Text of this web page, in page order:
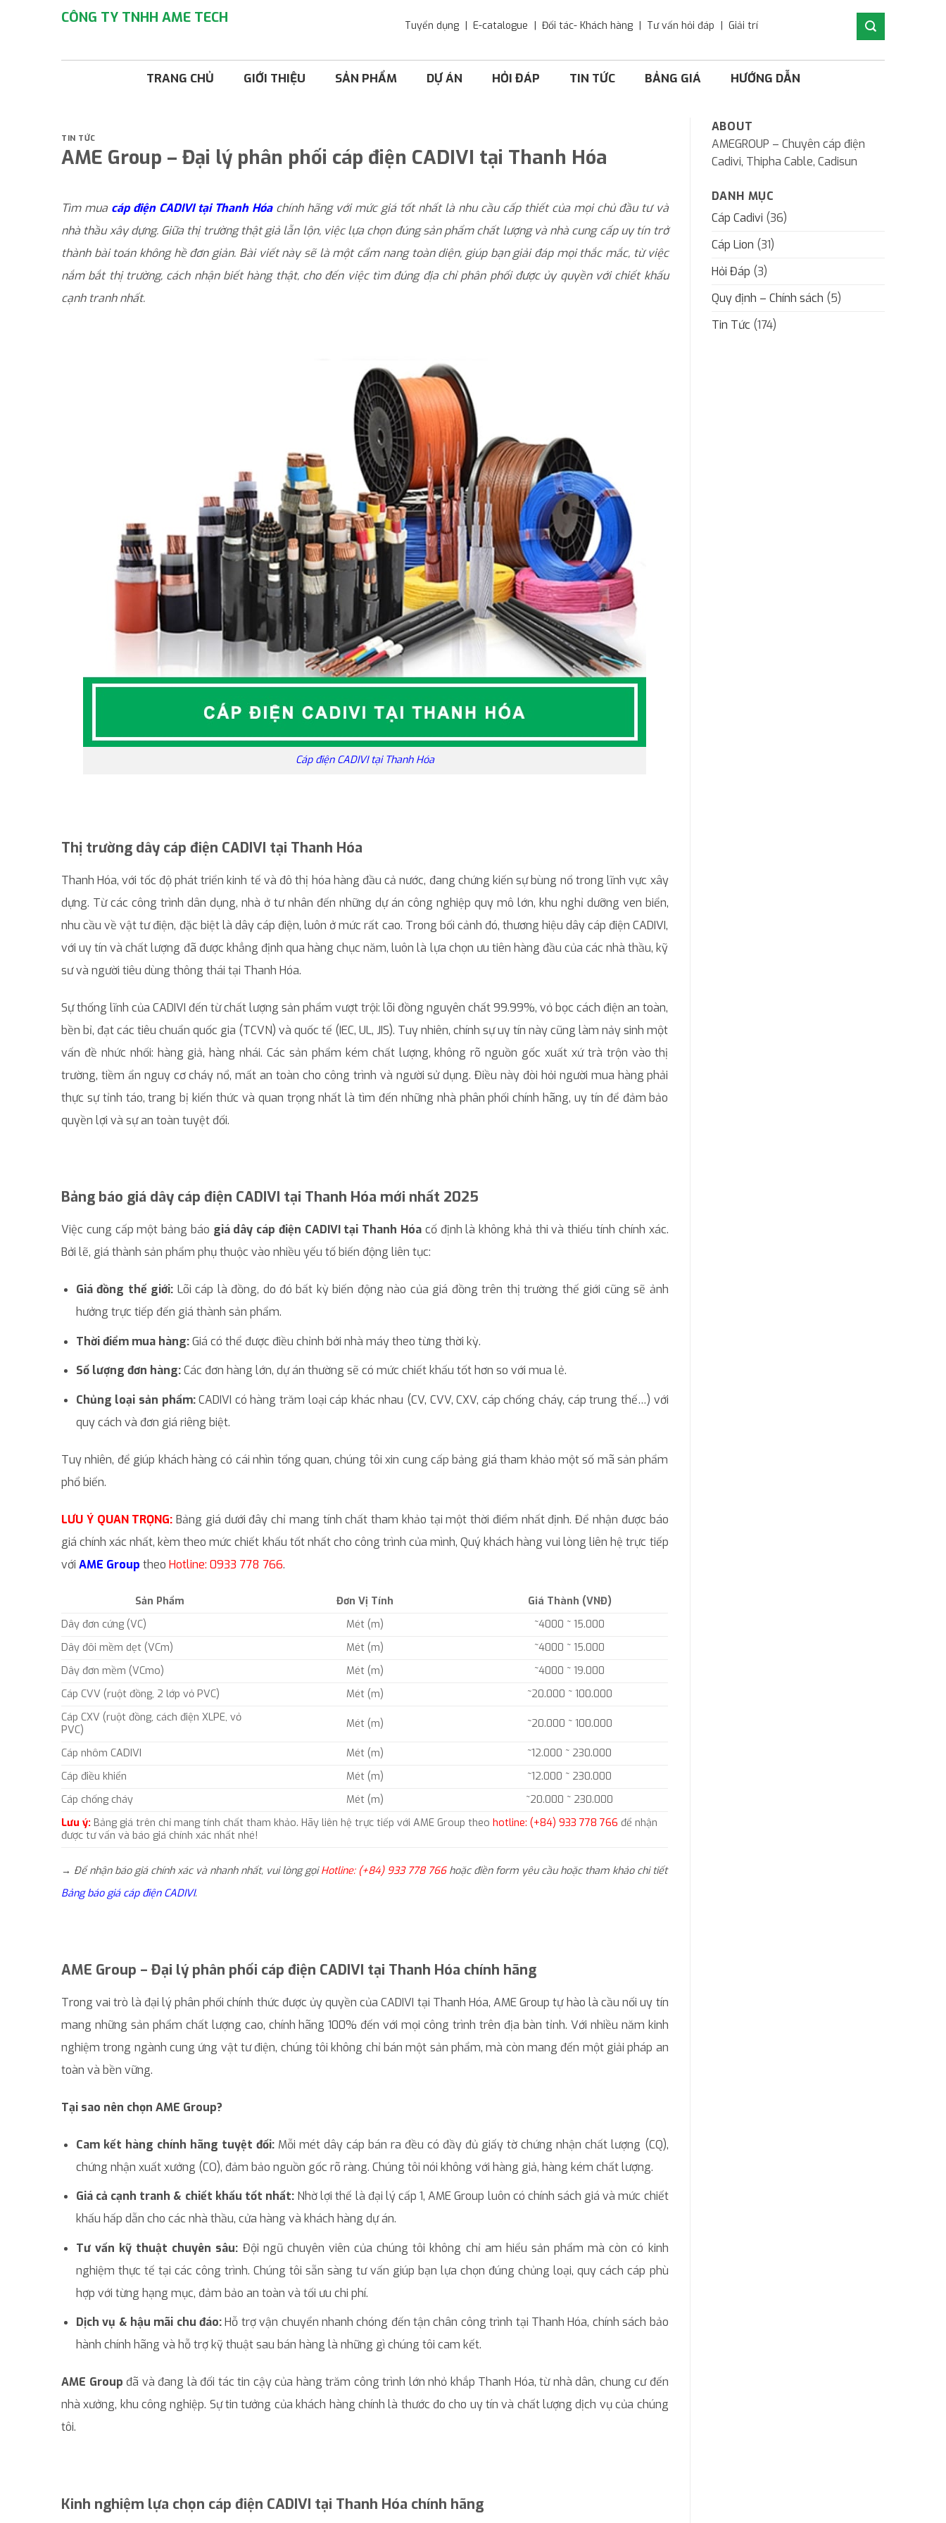
CÔNG TY TNHH AME TECH Tuyển dụng E-catalogue Đối tác- Khách hàng Tư vấn hỏi đáp Giải trí
TRANG CHỦ GIỚI THIỆU SẢN PHẨM DỰ ÁN HỎI ĐÁP TIN TỨC BẢNG GIÁ HƯỚNG DẪN
TIN TỨC
AME Group – Đại lý phân phối cáp điện CADIVI tại Thanh Hóa
Tìm mua cáp điện CADIVI tại Thanh Hóachính hãng với mức giá tốt nhất là nhu cầu cấp thiết của mọi chủ đầu tư và
nhà thầu xây dựng. Giữa thị trường thật giả lẫn lộn, việc lựa chọn đúng sản phẩm chất lượng và nhà cung cấp uy tín trở
thành bài toán không hề đơn giản. Bài viết này sẽ là một cẩm nang toàn diện, giúp bạn giải đáp mọi thắc mắc, từ việc
nắm bắt thị trường, cách nhận biết hàng thật, cho đến việc tìm đúng địa chỉ phân phối được ủy quyền với chiết khấu
cạnh tranh nhất.
Cáp điện CADIVI tại Thanh Hóa
Thị trường dây cáp điện CADIVI tại Thanh Hóa
Thanh Hóa, với tốc độ phát triển kinh tế và đô thị hóa hàng đầu cả nước, đang chứng kiến sự bùng nổ trong lĩnh vực xây
dựng. Từ các công trình dân dụng, nhà ở tư nhân đến những dự án công nghiệp quy mô lớn, khu nghỉ dưỡng ven biển,
nhu cầu về vật tư điện, đặc biệt là dây cáp điện, luôn ở mức rất cao. Trong bối cảnh đó, thương hiệu dây cáp điện CADIVI,
với uy tín và chất lượng đã được khẳng định qua hàng chục năm, luôn là lựa chọn ưu tiên hàng đầu của các nhà thầu, kỹ
sư và người tiêu dùng thông thái tại Thanh Hóa.
Sự thống lĩnh của CADIVI đến từ chất lượng sản phẩm vượt trội: lõi đồng nguyên chất 99.99%, vỏ bọc cách điện an toàn,
bền bỉ, đạt các tiêu chuẩn quốc gia (TCVN) và quốc tế (IEC, UL, JIS). Tuy nhiên, chính sự uy tín này cũng làm nảy sinh một
vấn đề nhức nhối: hàng giả, hàng nhái. Các sản phẩm kém chất lượng, không rõ nguồn gốc xuất xứ trà trộn vào thị
trường, tiềm ẩn nguy cơ cháy nổ, mất an toàn cho công trình và người sử dụng. Điều này đòi hỏi người mua hàng phải
thực sự tỉnh táo, trang bị kiến thức và quan trọng nhất là tìm đến những nhà phân phối chính hãng, uy tín để đảm bảo
quyền lợi và sự an toàn tuyệt đối.
Bảng báo giá dây cáp điện CADIVI tại Thanh Hóa mới nhất 2025
Việc cung cấp một bảng báo giá dây cáp điện CADIVI tại Thanh Hóa cố định là không khả thi và thiếu tính chính xác.
Bởi lẽ, giá thành sản phẩm phụ thuộc vào nhiều yếu tố biến động liên tục:
Giá đồng thế giới: Lõi cáp là đồng, do đó bất kỳ biến động nào của giá đồng trên thị trường thế giới cũng sẽ ảnh
hưởng trực tiếp đến giá thành sản phẩm.
Thời điểm mua hàng:Giá có thể được điều chỉnh bởi nhà máy theo từng thời kỳ.
Số lượng đơn hàng:Các đơn hàng lớn, dự án thường sẽ có mức chiết khấu tốt hơn so với mua lẻ.
Chủng loại sản phẩm:CADIVI có hàng trăm loại cáp khác nhau (CV, CVV, CXV, cáp chống cháy, cáp trung thế…) với
quy cách và đơn giá riêng biệt.
Tuy nhiên, để giúp khách hàng có cái nhìn tổng quan, chúng tôi xin cung cấp bảng giá tham khảo một số mã sản phẩm
phổ biến.
LƯU Ý QUAN TRỌNG: Bảng giá dưới đây chỉ mang tính chất tham khảo tại một thời điểm nhất định. Để nhận được báo
giá chính xác nhất, kèm theo mức chiết khấu tốt nhất cho công trình của mình, Quý khách hàng vui lòng liên hệ trực tiếp
với AME Group theo Hotline: 0933 778 766.
Sản Phẩm Đơn Vị Tính
Giá Thành (VNĐ)
Dây đơn cứng (VC)
Mét (m)
~4000 ~ 15.000
Dây đôi mềm dẹt (VCm)
Mét (m)
~4000 ~ 15.000
Dây đơn mềm (VCmo)
Mét (m)
~4000 ~ 19.000
Cáp CVV (ruột đồng, 2 lớp vỏ PVC)
Mét (m)
~20.000 ~ 100.000
Cáp CXV (ruột đồng, cách điện XLPE, vỏ
PVC)
Mét (m) ~20.000 ~ 100.000
Cáp nhôm CADIVI Mét (m)
~12.000 ~ 230.000
Cáp điều khiển
Mét (m)
~12.000 ~ 230.000
Cáp chống cháy
Mét (m)
~20.000 ~ 230.000
Lưu ý: Bảng giá trên chỉ mang tính chất tham khảo. Hãy liên hệ trực tiếp với AME Group theo hotline: (+84) 933 778 766 để nhận
được tư vấn và báo giá chính xác nhất nhé!
→ Để nhận báo giá chính xác và nhanh nhất, vui lòng gọiHotline: (+84) 933 778 766hoặc điền form yêu cầu hoặc tham khảo chi tiết
Bảng báo giá cáp điện CADIVI.
AME Group – Đại lý phân phối cáp điện CADIVI tại Thanh Hóa chính hãng
Trong vai trò là đại lý phân phối chính thức được ủy quyền của CADIVI tại Thanh Hóa, AME Group tự hào là cầu nối uy tín
mang những sản phẩm chất lượng cao, chính hãng 100% đến với mọi công trình trên địa bàn tỉnh. Với nhiều năm kinh
nghiệm trong ngành cung ứng vật tư điện, chúng tôi không chỉ bán một sản phẩm, mà còn mang đến một giải pháp an
toàn và bền vững.
Tại sao nên chọn AME Group?
Cam kết hàng chính hãng tuyệt đối:Mỗi mét dây cáp bán ra đều có đầy đủ giấy tờ chứng nhận chất lượng (CQ),
chứng nhận xuất xưởng (CO), đảm bảo nguồn gốc rõ ràng. Chúng tôi nói không với hàng giả, hàng kém chất lượng.
Giá cả cạnh tranh & chiết khấu tốt nhất:Nhờ lợi thế là đại lý cấp 1, AME Group luôn có chính sách giá và mức chiết
khấu hấp dẫn cho các nhà thầu, cửa hàng và khách hàng dự án.
Tư vấn kỹ thuật chuyên sâu: Đội ngũ chuyên viên của chúng tôi không chỉ am hiểu sản phẩm mà còn có kinh
nghiệm thực tế tại các công trình. Chúng tôi sẵn sàng tư vấn giúp bạn lựa chọn đúng chủng loại, quy cách cáp phù
hợp với từng hạng mục, đảm bảo an toàn và tối ưu chi phí.
Dịch vụ & hậu mãi chu đáo:Hỗ trợ vận chuyển nhanh chóng đến tận chân công trình tại Thanh Hóa, chính sách bảo
hành chính hãng và hỗ trợ kỹ thuật sau bán hàng là những gì chúng tôi cam kết.
AME Group đã và đang là đối tác tin cậy của hàng trăm công trình lớn nhỏ khắp Thanh Hóa, từ nhà dân, chung cư đến
nhà xưởng, khu công nghiệp. Sự tin tưởng của khách hàng chính là thước đo cho uy tín và chất lượng dịch vụ của chúng
tôi.
Kinh nghiệm lựa chọn cáp điện CADIVI tại Thanh Hóa chính hãng
ABOUT
AMEGROUP – Chuyên cáp điện
Cadivi, Thipha Cable, Cadisun
DANH MỤC
Cáp Cadivi (36)
Cáp Lion (31)
Hỏi Đáp (3)
Quy định – Chính sách (5)
Tin Tức(174)